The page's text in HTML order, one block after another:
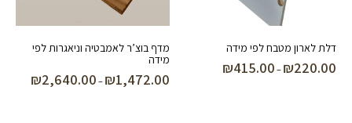
דלת לארון מטבח לפי מידה
₪220.00
–
₪415.00
מדף בוצ’ר לאמבטיה וניאגרות לפי
מידה
₪1,472.00
–
₪2,640.00